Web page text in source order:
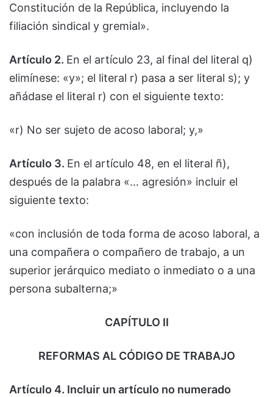
Constitución de la República, incluyendo la
filiación sindical y gremial».
Artículo 2. En el artículo 23, al final del literal q)
elimínese: «y»; el literal r) pasa a ser literal s); y
añádase el literal r) con el siguiente texto:
«r) No ser sujeto de acoso laboral; y,»
Artículo 3. En el artículo 48, en el literal ñ),
después de la palabra «… agresión» incluir el
siguiente texto:
«con inclusión de toda forma de acoso laboral, a
una compañera o compañero de trabajo, a un
superior jerárquico mediato o inmediato o a una
persona subalterna;»
CAPÍTULO II
REFORMAS AL CÓDIGO DE TRABAJO
Artículo 4. Incluir un artículo no numerado